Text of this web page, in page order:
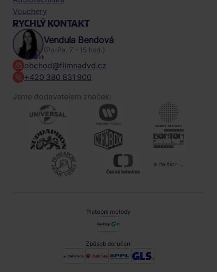
Vouchery
RYCHLÝ KONTAKT
Vendula Bendová
(Po-Pa, 7 - 15 hod.)
obchod@filmnadvd.cz
+420 380 831 900
Jsme dodavatelem značek:
a dalších ...
Platební metody
Způsob doručení